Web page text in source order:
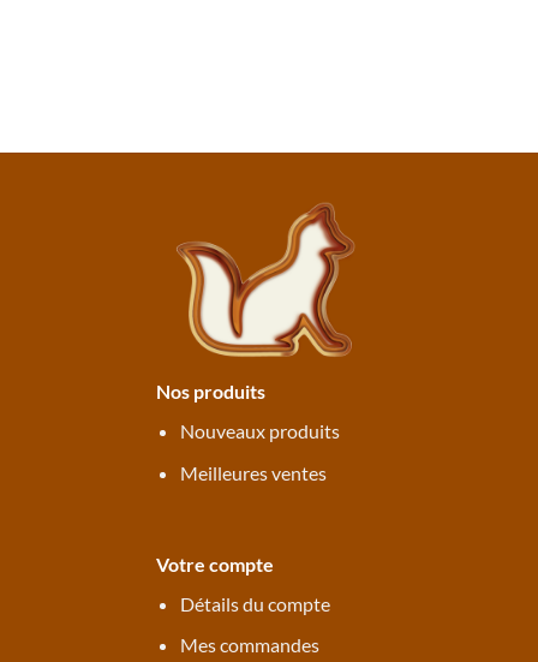
Nos produits
Nouveaux produits
Meilleures ventes
Votre compte
Détails du compte
Mes commandes